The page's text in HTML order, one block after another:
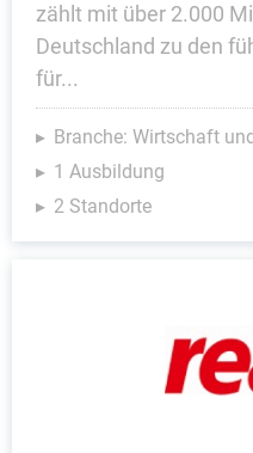
zählt mit über 2.000
Deutschland zu den
für...
Branche: Wirtschaft
1 Ausbildung
2 Standorte